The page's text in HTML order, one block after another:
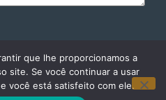
que lhe proporcionamos a
site. Se você continuar a usar
você está satisfeito com ele.